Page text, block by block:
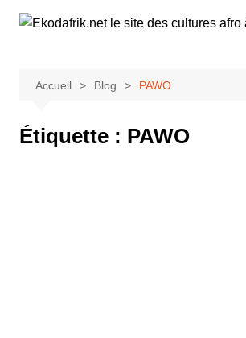
Accueil Blog PAWO
Étiquette : PAWO